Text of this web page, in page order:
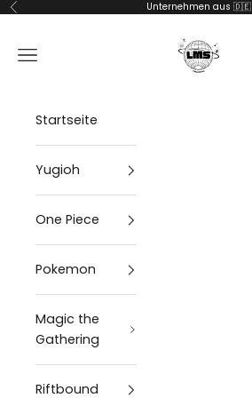
Zum Inhalt springen
Zurück Unternehmen aus 🇩🇪
lms-handel
Navigationsmenü öffnen
Startseite
Yugioh
One Piece
Pokemon
Magic the
Gathering
Riftbound